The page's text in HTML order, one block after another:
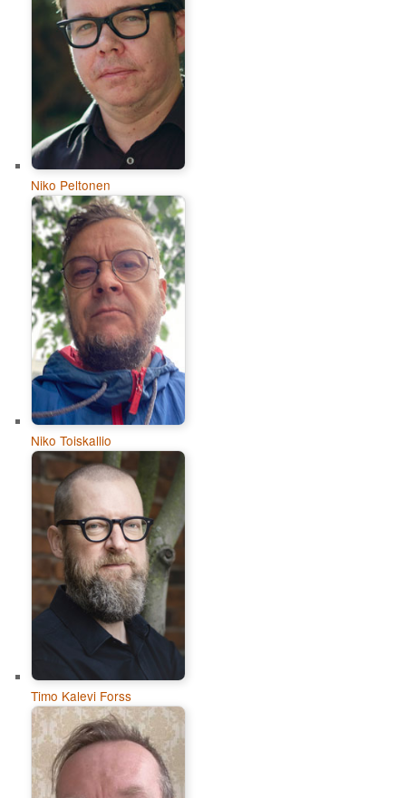
Niko Peltonen
Niko Toiskallio
Timo Kalevi Forss